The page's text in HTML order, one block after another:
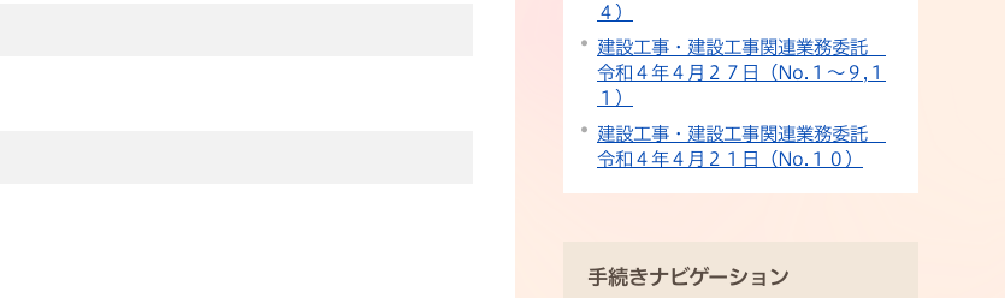
４）
建設工事・建設工事関連業務委託
令和４年４月２７日（No.１〜９,１
１）
建設工事・建設工事関連業務委託
令和４年４月２１日（No.１０）
手続きナビゲーション